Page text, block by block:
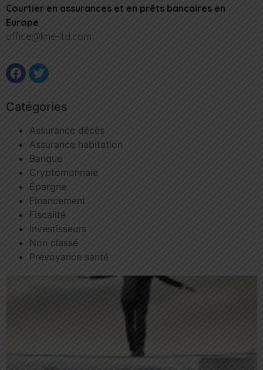
Courtier en assurances et en prêts bancaires en
Europe
office@kne-ltd.com
Catégories
Assurance décès
Assurance habitation
Banque
Cryptomonnaie
Épargne
Financement
Fiscalité
Investisseurs
Non classé
Prévoyance santé